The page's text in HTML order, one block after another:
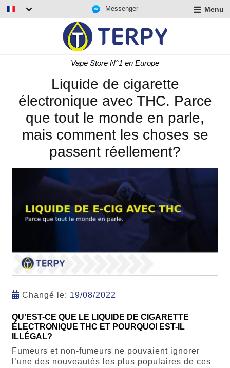
Messenger Menu
Livraison rapide 24/48 h
Liquide de cigarette
électronique avec THC. Parce
que tout le monde en parle,
mais comment les choses se
passent réellement?
Changé le: 19/08/2022
QU’EST-CE QUE LE LIQUIDE DE CIGARETTE
ÉLECTRONIQUE THC ET POURQUOI EST-IL
ILLÉGAL?
Fumeurs et non-fumeurs ne pouvaient ignorer
l’une des nouveautés les plus populaires de ces